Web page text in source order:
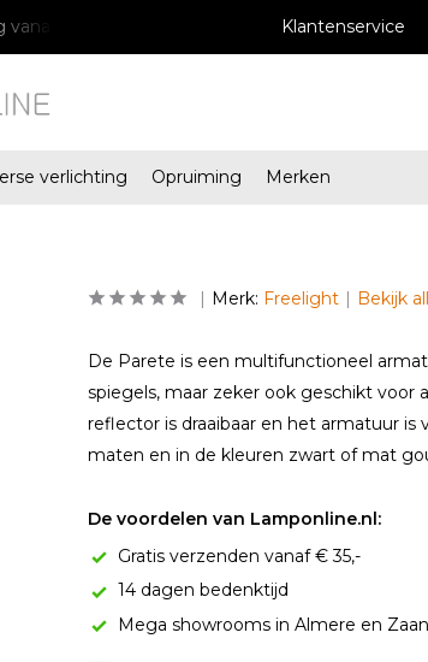
€ 34,95 Megastores in Almere en
Klantenservice
verlichting Opruiming Merken
Merk: Freelight Bekijk
De Parete is een multifunctioneel
spiegels, maar zeker ook geschikt voor
reflector is draaibaar en het armatuur is
maten en in de kleuren zwart of mat
De voordelen van Lamponline.nl:
Gratis verzenden vanaf € 35,-
14 dagen bedenktijd
Mega showrooms in Almere en